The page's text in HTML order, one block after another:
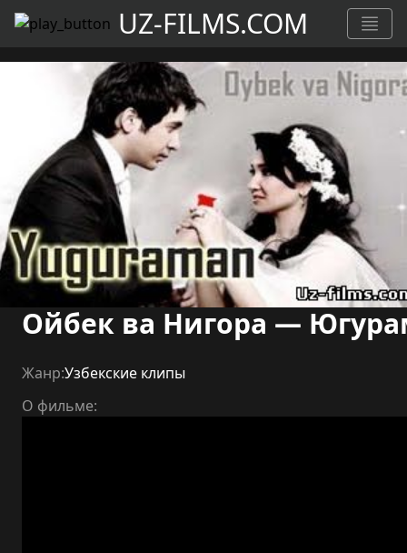
UZ-FILMS.COM
Ойбек ва Нигора —
Жанр:Узбекские клипы
О фильме: